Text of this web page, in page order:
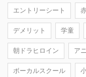
エントリーシート
デメリット 学童
朝ドラヒロイン ア
ボーカルスクール